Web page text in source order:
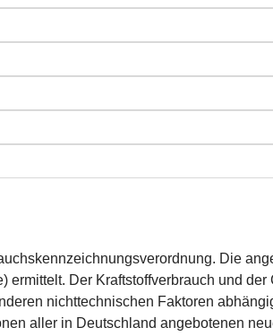
Die
Der Kraftstoffverbrauch und
nichttechnischen Faktoren
aller in Deutschland angebotenen